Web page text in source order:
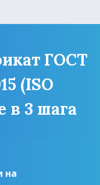
ГОСТ
(ISO
в 3 шага
на